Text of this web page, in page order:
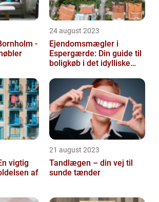
-
24 august 2023
Ejendomsmægler i
Espergærde: Din guide til
boligkøb i det idylliske
vigtig
af
21 august 2023
Tandlægen – din vej til
sunde tænder